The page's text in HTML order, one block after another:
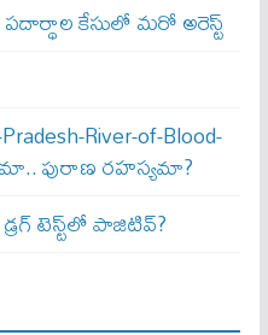
పదార్థాల కేసులో మరో అరెస్ట్‌
River-of-Blood-
పురాణ రహస్యమా?
టెస్ట్‌లో పాజిటివ్‌?